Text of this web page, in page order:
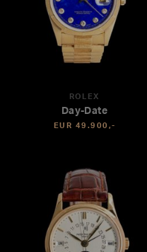
ROLEX
Day-Date
EUR 49.900,-